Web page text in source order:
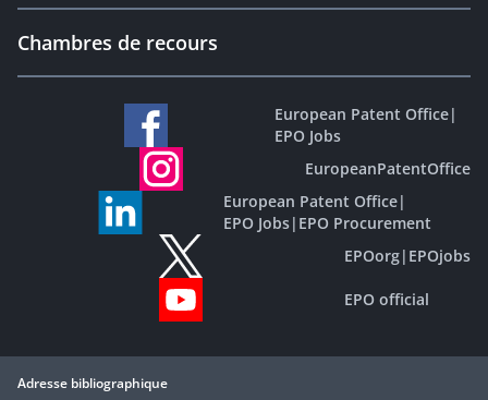
Chambres de recours
European Patent Office|
EPO Jobs
EuropeanPatentOffice
European Patent Office|
EPO Jobs| EPO Procurement
EPOorg| EPOjobs
EPO official
Adresse bibliographique